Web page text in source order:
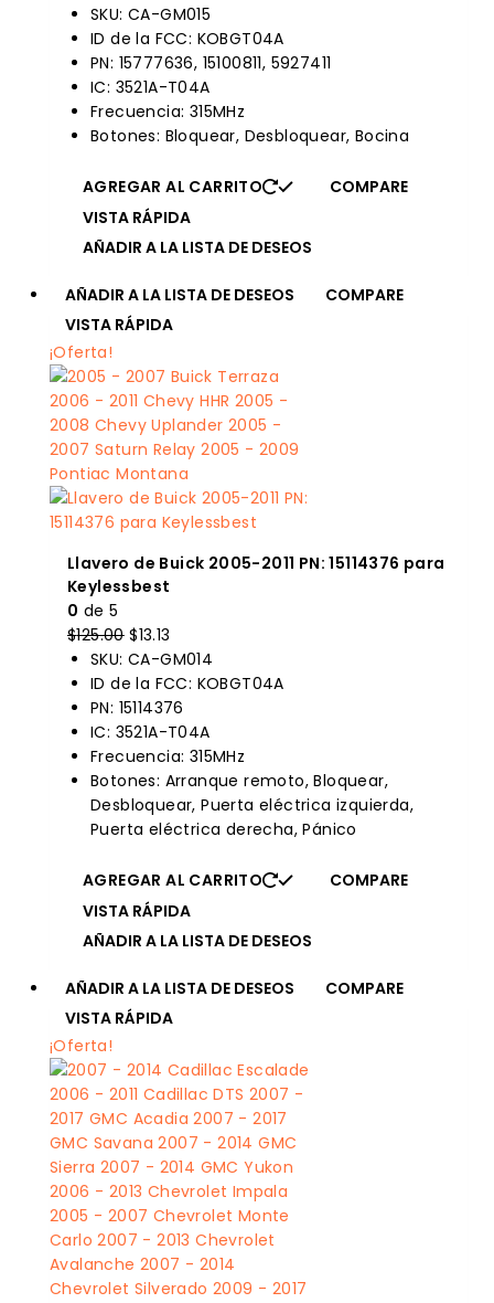
precio
original
era:
$90.00.
precio
actual
es:
$14.06.
SKU: CA-GM015
ID de la FCC: KOBGT04A
PN: 15777636, 15100811, 5927411
IC: 3521A-T04A
Frecuencia: 315MHz
Botones: Bloquear, Desbloquear, Bocina
AGREGAR AL CARRITO
COMPARE
VISTA RÁPIDA
AÑADIR A LA LISTA DE DESEOS
AÑADIR A LA LISTA DE DESEOS
COMPARE
VISTA RÁPIDA
¡Oferta!
Llavero de Buick 2005-2011 PN: 15114376 para
Keylessbest
0 de 5
$125.00 El
precio
original
era:
$125.00.
$13.13
precio
actual
es:
$13.13.
SKU: CA-GM014
ID de la FCC: KOBGT04A
PN: 15114376
IC: 3521A-T04A
Frecuencia: 315MHz
Botones: Arranque remoto, Bloquear,
Desbloquear, Puerta eléctrica izquierda,
Puerta eléctrica derecha, Pánico
AGREGAR AL CARRITO
COMPARE
VISTA RÁPIDA
AÑADIR A LA LISTA DE DESEOS
AÑADIR A LA LISTA DE DESEOS
COMPARE
VISTA RÁPIDA
¡Oferta!